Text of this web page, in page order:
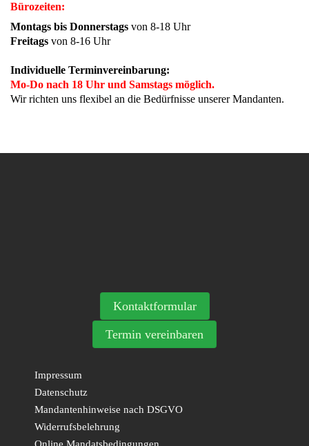
Bürozeiten:
Montags bis Donnerstags von 8-18 Uhr
Freitags von 8-16 Uhr
Individuelle Terminvereinbarung:
Mo-Do nach 18 Uhr und Samstags möglich.
Wir richten uns flexibel an die Bedürfnisse unserer Mandanten.
Kontaktformular
Termin vereinbaren
Impressum
Datenschutz
Mandantenhinweise nach DSGVO
Widerrufsbelehrung